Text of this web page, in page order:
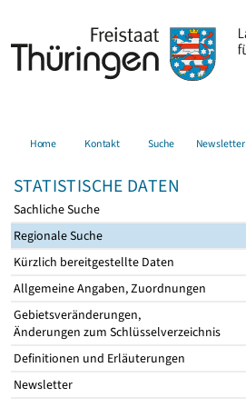
Home Kontakt Suche Newsletter
STATISTISCHE DATEN
Sachliche Suche
Regionale Suche
Kürzlich bereitgestellte Daten
Allgemeine Angaben, Zuordnungen
Gebietsveränderungen,
Änderungen zum Schlüsselverzeichnis
Definitionen und Erläuterungen
Newsletter